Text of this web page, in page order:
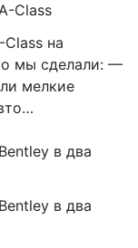
Class
на
мы сделали: —
мелкие
в два
в два